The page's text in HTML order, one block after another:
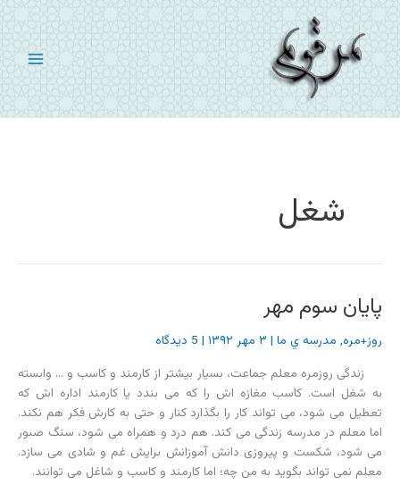
پرش
به
محتوا
شغل
پایان سوم مهر
روز+مره, مدرسه ي ما | ۳ مهر ۱۳۹۲ | 5 دیدگاه
زندگی روزمره معلم جماعت، بسیار بیشتر از کارمند و کاسب و … وابسته
به شغل است. کاسب مغازه اش را که می بندد یا کارمند اداره اش که
تعطیل می شود، می تواند کار را بگذارد کنار و حتی به کارش فکر هم نکند.
اما معلم در مدرسه زندگی می کند. هم درد و همراه می شود، سنگ صبور
می شود، شکست و پیروزی دانش آموزانش برایش غم و شادی می سازد.
معلم نمی تواند بگوید به من چه؛ اما کارمند و کاسب و شاغل می توانند.